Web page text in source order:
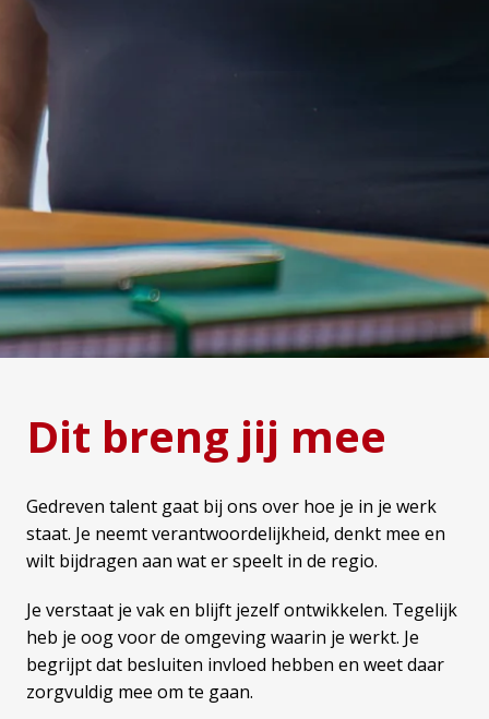
Dit breng jij mee
Gedreven talent gaat bij ons over hoe je in je werk
staat. Je neemt verantwoordelijkheid, denkt mee en
wilt bijdragen aan wat er speelt in de regio.
Je verstaat je vak en blijft jezelf ontwikkelen. Tegelijk
heb je oog voor de omgeving waarin je werkt. Je
begrijpt dat besluiten invloed hebben en weet daar
zorgvuldig mee om te gaan.